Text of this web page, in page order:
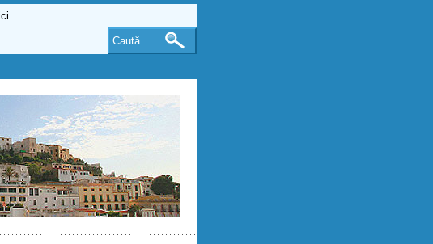
Caută